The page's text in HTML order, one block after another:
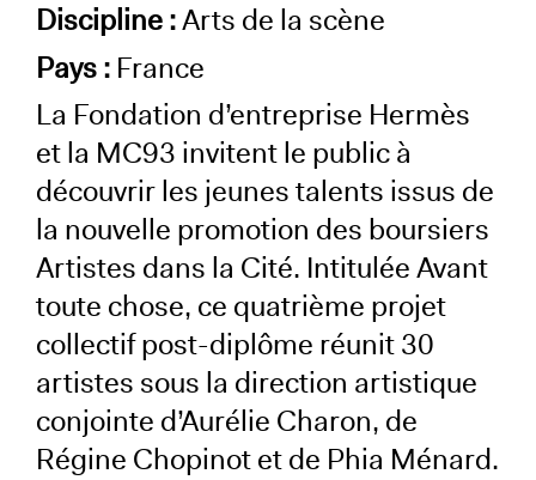
Discipline :Arts de la scène
Pays : France
La Fondation d’entreprise Hermès
et la MC93 invitent le public à
découvrir les jeunes talents issus de
la nouvelle promotion des boursiers
Artistes dans la Cité. Intitulée Avant
toute chose, ce quatrième projet
collectif post-diplôme réunit 30
artistes sous la direction artistique
conjointe d’Aurélie Charon, de
Régine Chopinot et de Phia Ménard.